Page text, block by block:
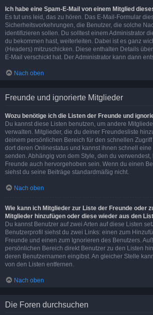
Ich habe eine Spam-E-Mail von einem Mitglied
Es tut uns leid, das zu hören. Das E-Mail-Formular
Sicherheitsvorkehrungen, die Benutzer, die solche
identifizieren sollen. Du solltest einem Administrator
du bekommen hast, weiterleiten. Dabei ist es ganz
(Headers) mitzuschicken. Diese enthalten Details
E-Mail verschickt hat. Der Administrator kann dann
Nach oben
Freunde und ignorierte Mitglieder
Wozu benötige ich die Listen der Freunde und
Du kannst diese Listen benutzen, um andere
verwalten. Mitglieder, die du deiner Freundesliste
deinem persönlichen Bereich für den schnellen
dort deren Onlinestatus und kannst ihnen schnell
senden. Abhängig von dem Style, den du
Freunde auch hervorgehoben sein. Wenn du einen
siehst du seine Beiträge standardmäßig nicht.
Nach oben
Wie kann ich Mitglieder zur Liste der Freunde oder
Mitglieder hinzufügen oder diese wieder aus den
Du kannst Benutzer auf zwei Arten auf diese Listen
Benutzerprofil siehst du zwei Links: einen zum
Freunde und einen zum Ignorieren des Benutzers.
persönlichen Bereich direkt Benutzer zu den Listen
deren Benutzernamen eingibst. An gleicher Stelle
von den Listen entfernen.
Nach oben
Die Foren durchsuchen